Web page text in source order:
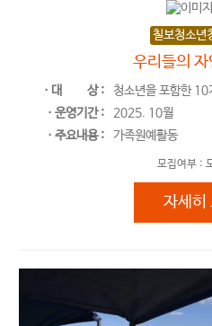
칠보청소년
우리들의 자
ㆍ대 상 :
청소년을 포함한
ㆍ운영기간 :
2025. 10월
ㆍ주요내용 :
가족원예활동
모집여부 :
우리들
자세히